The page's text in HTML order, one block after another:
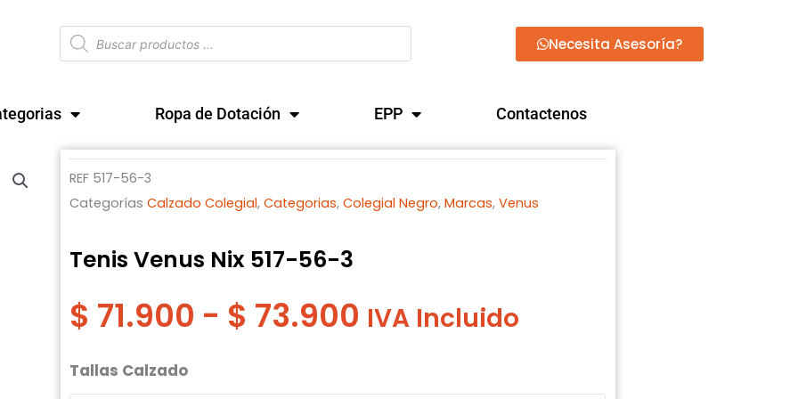
Búsqueda
de
productos
Necesita Asesoría?
Ropa de Dotación EPP Contactenos
REF 517-56-3
Categorías Calzado Colegial,Categorias,Colegial Negro,Marcas,Venus
Tenis Venus Nix 517-56-3
$ 71.900 - $ 73.900 Rango
de
IVA Incluido
Tallas Calzado
Tenis
Venus